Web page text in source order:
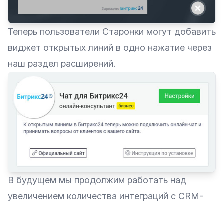
Теперь пользователи Старонки могут добавить
виджет открытых линий в одно нажатие через
наш раздел расширений.
В будущем мы продолжим работать над
увеличением количества интеграций с CRM-